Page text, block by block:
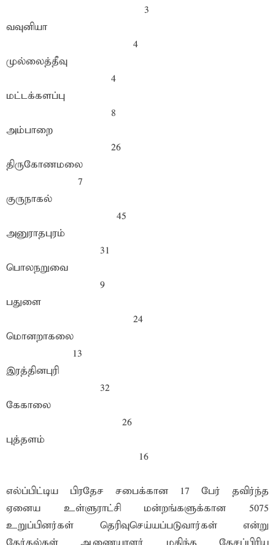
3
வவுனியா
4
முல்லைத்தீவு
4
மட்டக்களப்பு
8
அம்பாறை
26
திருகோணமலை
7
குருநாகல்
45
அனுராதபுரம்
31
பொலநறுவை
9
பதுளை
24
மொனறாகலை
13
இரத்தினபுரி
32
கேகாலை
26
புத்தளம்
16
எல்ப்பிட்டிய பிரதேச சபைக்கான 17 பேர் தவிர்ந்த
ஏனைய உள்ளுராட்சி மன்றங்களுக்கான 5075
உறுப்பினர்கள் தெரிவுசெய்யப்படுவார்கள் என்று